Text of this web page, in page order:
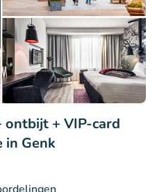
ontbijt + VIP-card
in Genk